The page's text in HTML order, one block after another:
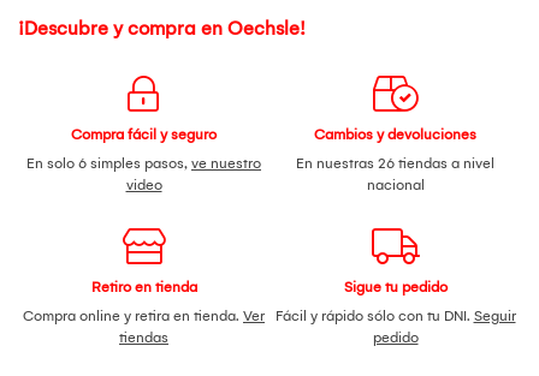
¡Descubre y compra en Oechsle!
Compra fácil y seguro
En solo 6 simples pasos, ve nuestro
video
Cambios y devoluciones
En nuestras 26 tiendas a nivel
nacional
Retiro en tienda
Compra online y retira en tienda. Ver
tiendas
Sigue tu pedido
Fácil y rápido sólo con tu DNI. Seguir
pedido